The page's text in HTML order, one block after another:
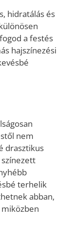
hidratálás és
a festés
hajszínezési
nem
drasztikus
terhelik
abban,